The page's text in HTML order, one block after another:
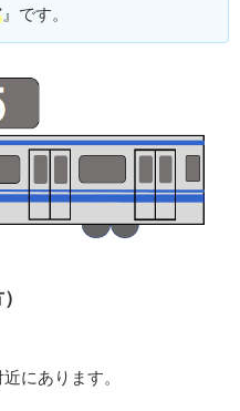
』です。
にあります。